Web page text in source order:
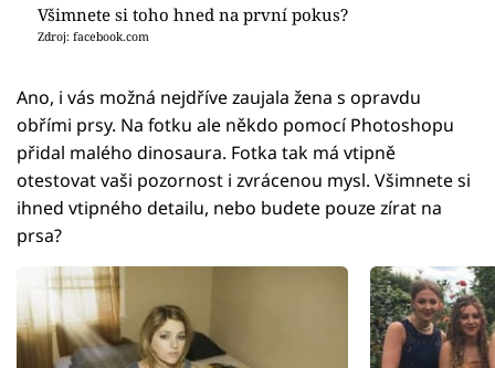
Všimnete si toho hned na první pokus?
Zdroj: facebook.com
Ano, i vás možná nejdříve zaujala žena s opravdu
obřími prsy. Na fotku ale někdo pomocí Photoshopu
přidal malého dinosaura. Fotka tak má vtipně
otestovat vaši pozornost i zvrácenou mysl. Všimnete si
ihned vtipného detailu, nebo budete pouze zírat na
prsa?